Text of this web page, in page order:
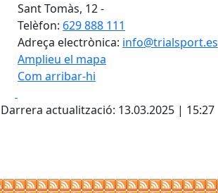
Sant Tomàs, 12 -
Telèfon: 629 888 111
Adreça electrònica: info@trialsport.es
Amplieu el mapa
Com arribar-hi
+
Darrera actualització: 13.03.2025 | 15:27